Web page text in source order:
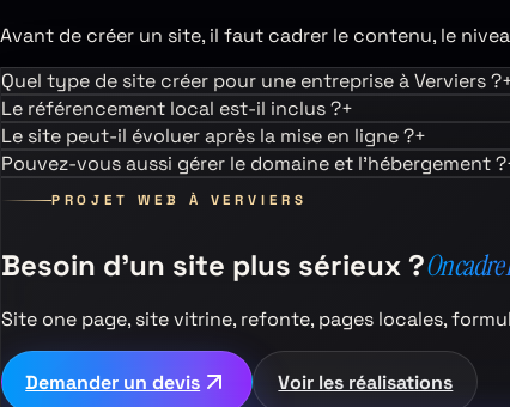
Avant de créer un site, il faut cadrer le contenu, le
Quel type de site créer pour une entreprise à Verviers ?
Le référencement local est-il inclus ?+
Le site peut-il évoluer après la mise en ligne ?+
Pouvez-vous aussi gérer le domaine et l’hébergement ?
PROJET WEB À VERVIERS
Besoin d’un site plus sérieux ?On
Site one page, site vitrine, refonte, pages locales,
Demander un devis Voir les réalisations